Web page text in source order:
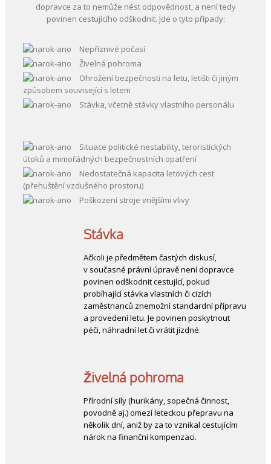
dopravce za to nemůže nést odpovědnost, a není tedy
povinen cestujícího odškodnit. Jde o tyto případy:
Nepříznivé počasí
Živelná pohroma
Ohrožení bezpečnosti na letu, letišti či jiným
způsobem související s letem
Stávka, včetně stávky vlastního personálu
Situace politické nestability, teroristických
útoků a mimořádných bezpečnostních opatření
Nedostatečná kapacita letových cest
(přehuštění vzdušného prostoru)
Poškození stroje vnějšími vlivy
Stávka
Ačkoli je předmětem častých diskusí,
v současné právní úpravě není dopravce
povinen odškodnit cestující, pokud
probíhající stávka vlastních či cizích
zaměstnanců znemožní standardní přípravu
a provedení letu. Je povinen poskytnout
péči, náhradní let či vrátit jízdné.
Živelná pohroma
Přírodní síly (hurikány, sopečná činnost,
povodně aj.) omezí leteckou přepravu na
několik dní, aniž by za to vznikal cestujícím
nárok na finanční kompenzaci.